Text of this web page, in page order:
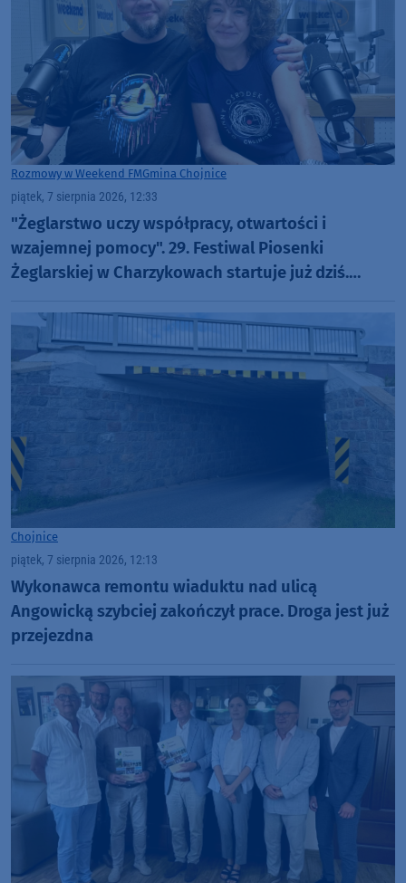
Rozmowy w Weekend FMGmina Chojnice
piątek, 7 sierpnia 2026, 12:33
"Żeglarstwo uczy współpracy, otwartości i
wzajemnej pomocy". 29. Festiwal Piosenki
Żeglarskiej w Charzykowach startuje już dziś.
Chojnice
piątek, 7 sierpnia 2026, 12:13
Wykonawca remontu wiaduktu nad ulicą
Angowicką szybciej zakończył prace. Droga jest już
przejezdna